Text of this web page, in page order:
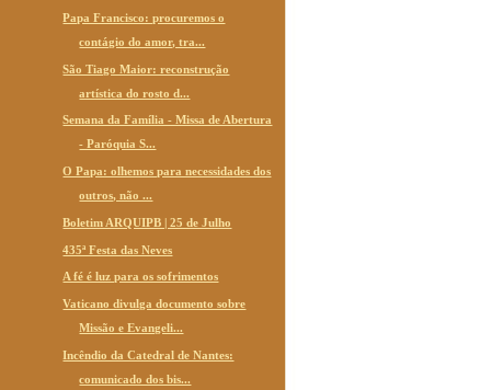
Papa Francisco: procuremos o
contágio do amor, tra...
São Tiago Maior: reconstrução
artística do rosto d...
Semana da Família - Missa de Abertura
- Paróquia S...
O Papa: olhemos para necessidades dos
outros, não ...
Boletim ARQUIPB | 25 de Julho
435ª Festa das Neves
A fé é luz para os sofrimentos
Vaticano divulga documento sobre
Missão e Evangeli...
Incêndio da Catedral de Nantes:
comunicado dos bis...